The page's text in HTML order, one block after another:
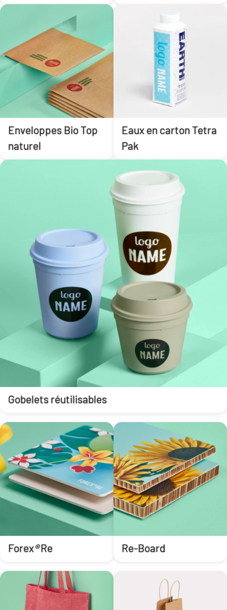
Enveloppes Bio Top
naturel
Eaux en carton Tetra
Pak
Gobelets réutilisables
Forex®Re Re-Board